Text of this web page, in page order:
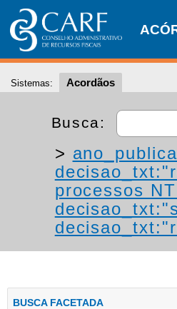
Sistemas: Acordãos
Busca:
>
processos
BUSCA FACETADA